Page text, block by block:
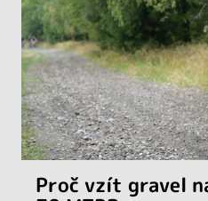
Proč vzít gravel